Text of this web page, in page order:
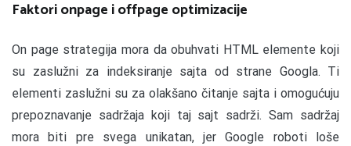
Faktori onpage i offpage optimizacije
On page strategija mora da obuhvati HTML elemente koji
su zaslužni za indeksiranje sajta od strane Googla. Ti
elementi zaslužni su za olakšano čitanje sajta i omogućuju
prepoznavanje sadržaja koji taj sajt sadrži. Sam sadržaj
mora biti pre svega unikatan, jer Google roboti loše